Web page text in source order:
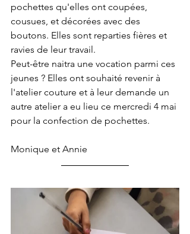
pochettes qu'elles ont coupées,
cousues, et décorées avec des
boutons. Elles sont reparties fières et
ravies de leur travail.
Peut-être naitra une vocation parmi ces
jeunes ? Elles ont souhaité revenir à
l'atelier couture et à leur demande un
autre atelier a eu lieu ce mercredi 4 mai
pour la confection de pochettes.
Monique et Annie